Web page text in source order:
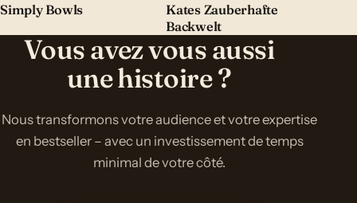
Simply Bowls
Kates Zauberhafte
Backwelt
Vous avez vous aussi
une histoire ?
Nous transformons votre audience et votre expertise
en bestseller – avec un investissement de temps
minimal de votre côté.